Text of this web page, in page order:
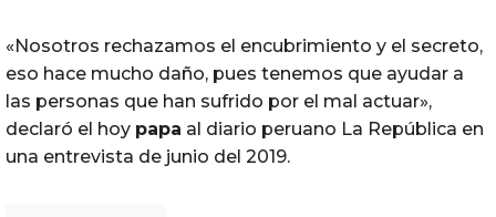
«Nosotros rechazamos el encubrimiento y el secreto,
eso hace mucho daño, pues tenemos que ayudar a
las personas que han sufrido por el mal actuar»,
declaró el hoy papa al diario peruano La República en
una entrevista de junio del 2019.